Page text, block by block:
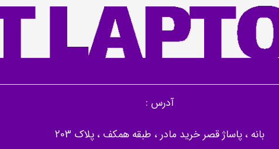
آدرس :
بانه ، پاساژ قصر خرید مادر ، طبقه همکف ، پلاک 203